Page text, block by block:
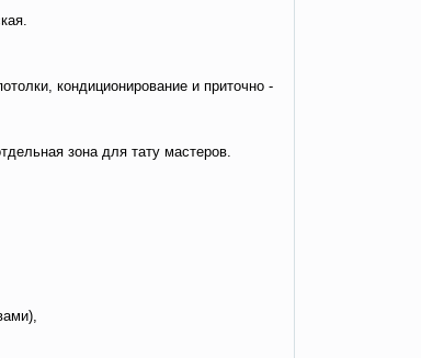
кондиционирование и приточно -
зона для тату мастеров.